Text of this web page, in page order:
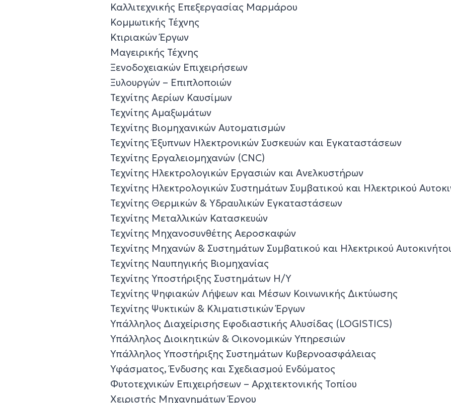
Καλλιτεχνικής Επεξεργασίας Μαρμάρου
Κομμωτικής Τέχνης
Κτιριακών Έργων
Μαγειρικής Τέχνης
Ξενοδοχειακών Επιχειρήσεων
Ξυλουργών – Επιπλοποιών
Τεχνίτης Αερίων Καυσίμων
Τεχνίτης Αμαξωμάτων
Τεχνίτης Βιομηχανικών Αυτοματισμών
Τεχνίτης Έξυπνων Ηλεκτρονικών Συσκευών και Εγκαταστάσεων
Τεχνίτης Εργαλειομηχανών (CNC)
Τεχνίτης Ηλεκτρολογικών Εργασιών και Ανελκυστήρων
Τεχνίτης Ηλεκτρολογικών Συστημάτων Συμβατικού και Ηλεκτρικού
Τεχνίτης Θερμικών & Υδραυλικών Εγκαταστάσεων
Τεχνίτης Μεταλλικών Κατασκευών
Τεχνίτης Μηχανοσυνθέτης Αεροσκαφών
Τεχνίτης Μηχανών & Συστημάτων Συμβατικού και Ηλεκτρικού
Τεχνίτης Ναυπηγικής Βιομηχανίας
Τεχνίτης Υποστήριξης Συστημάτων Η/Υ
Τεχνίτης Ψηφιακών Λήψεων και Μέσων Κοινωνικής Δικτύωσης
Τεχνίτης Ψυκτικών & Κλιματιστικών Έργων
Υπάλληλος Διαχείρισης Εφοδιαστικής Αλυσίδας (LOGISTICS)
Υπάλληλος Διοικητικών & Οικονομικών Υπηρεσιών
Υπάλληλος Υποστήριξης Συστημάτων Κυβερνοασφάλειας
Υφάσματος, Ένδυσης και Σχεδιασμού Ενδύματος
Φυτοτεχνικών Επιχειρήσεων – Αρχιτεκτονικής Τοπίου
Χειριστής Μηχανημάτων Έργου